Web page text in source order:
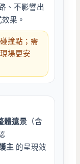
、不影響出
果。
撞點；需
場更安
體遠景 （含
主 的呈現效